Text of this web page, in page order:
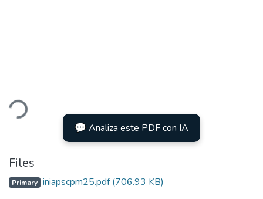
💬 Analiza este PDF con IA
Files
Primary iniapscpm25.pdf(706.93 KB)